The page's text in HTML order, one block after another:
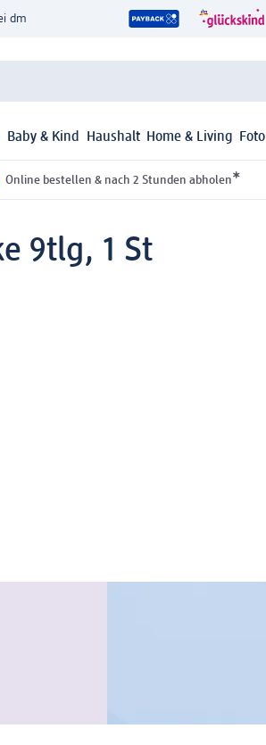
dm
Baby & Kind Haushalt Home & Living Foto
Online bestellen & nach 2 Stunden abholen*
9tlg, 1 St